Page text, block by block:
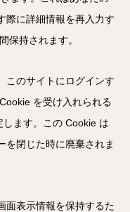
際に詳細情報を再入力す
保持されます。
このサイトにログインす
を受け入れられる
ます。この Cookie は
を閉じた時に廃棄されま
面表示情報を保持するた